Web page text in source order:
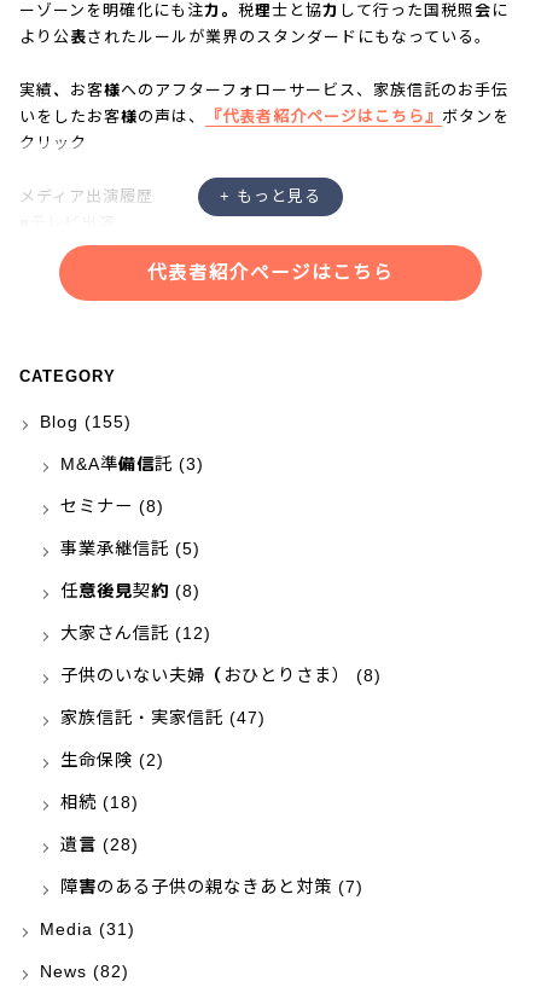
ーゾーンを明確化にも注力。税理士と協力して行った国税照会に
より公表されたルールが業界のスタンダードにもなっている。
実績、お客様へのアフターフォローサービス、家族信託のお手伝
いをしたお客様の声は、
『代表者紹介ページはこちら』 ボタンを
クリック
メディア出演履歴
・NHK「あさイチ」
・NHK「クローズアップ現代プラス」
・NHK「ニュースウォッチ９」
代表者紹介ページはこちら
CATEGORY
Blog (155)
M&A準備信託 (3)
セミナー (8)
事業承継信託 (5)
任意後見契約 (8)
大家さん信託 (12)
子供のいない夫婦（おひとりさま） (8)
家族信託・実家信託 (47)
生命保険 (2)
相続 (18)
遺言 (28)
障害のある子供の親なきあと対策 (7)
Media (31)
News (82)